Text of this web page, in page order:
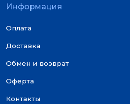
Информация
Оплата
Доставка
Обмен и возврат
Оферта
Контакты